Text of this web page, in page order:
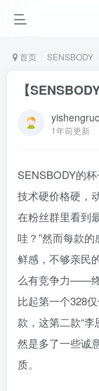
首页 SENSBODY
【
1年前更新
SENSBODY的
技术硬价格硬，
在粉丝群里看到
哇？”然而每款
鲜感，不够亲民
么有竞争力——终
比起第一个328
款，这第二款“
然是多了一些诚
质。